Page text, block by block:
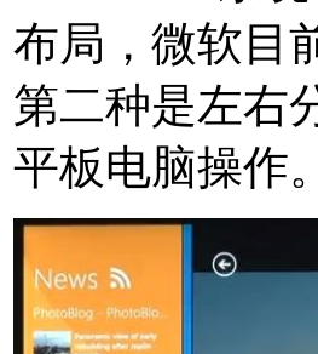
布局，微软目
第二种是左右
平板电脑操作。